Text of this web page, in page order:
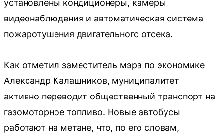
установлены кондиционеры, камеры
видеонаблюдения и автоматическая система
пожаротушения двигательного отсека.
Как отметил заместитель мэра по экономике
Александр Калашников, муниципалитет
активно переводит общественный транспорт на
газомоторное топливо. Новые автобусы
работают на метане, что, по его словам,